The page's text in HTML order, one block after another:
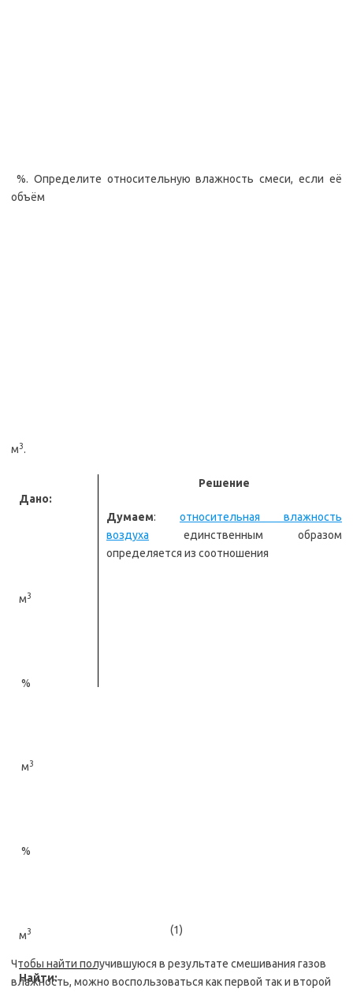
%. Определите относительную влажность смеси, если её
объём
м3.
Дано:
м3
%
м3
%
м3
Найти:
Решение
Думаем: относительная влажность
воздуха единственным образом
определяется из соотношения
(1)
Чтобы найти получившуюся в результате смешивания газов
влажность, можно воспользоваться как первой так и второй